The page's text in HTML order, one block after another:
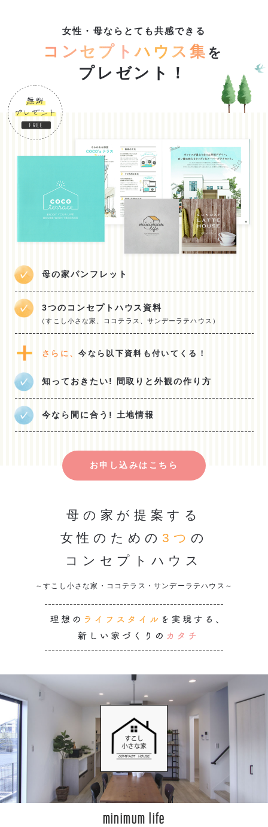
女性・母ならとても共感できる
コンセプトハウス集 を
プレゼント！
母の家パンフレット
3つのコンセプトハウス資料
（すこし小さな家、ココテラス、サンデーラテハウス）
さらに、今なら以下資料も付いてくる！
知っておきたい! 間取りと外観の作り方
今なら間に合う! 土地情報
お申し込みはこちら
母の家が提案する
女性のための 3つ の
コンセプトハウス
～すこし小さな家・ココテラス・サンデーラテハウス～
minimum life